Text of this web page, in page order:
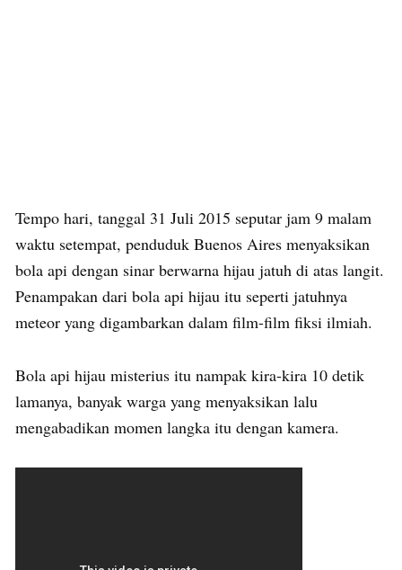
Tempo hari, tanggal 31 Juli 2015 seputar jam 9 malam
waktu setempat, penduduk Buenos Aires menyaksikan
bola api dengan sinar berwarna hijau jatuh di atas langit.
Penampakan dari bola api hijau itu seperti jatuhnya
meteor yang digambarkan dalam film-film fiksi ilmiah.
Bola api hijau misterius itu nampak kira-kira 10 detik
lamanya, banyak warga yang menyaksikan lalu
mengabadikan momen langka itu dengan kamera.